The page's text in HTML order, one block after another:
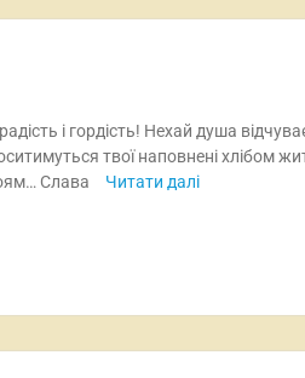
і гордість! Нехай душа
твої наповнені хлібом
Слава
Читати далі